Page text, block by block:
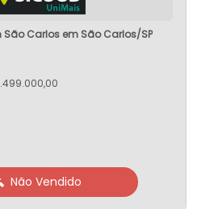
Carlos em São Carlos/SP
Não Vendido